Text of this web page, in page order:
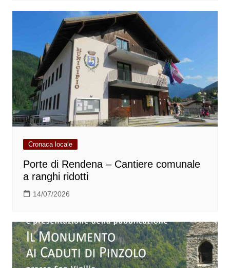
Cronaca locale
Porte di Rendena – Cantiere comunale
a ranghi ridotti
14/07/2026